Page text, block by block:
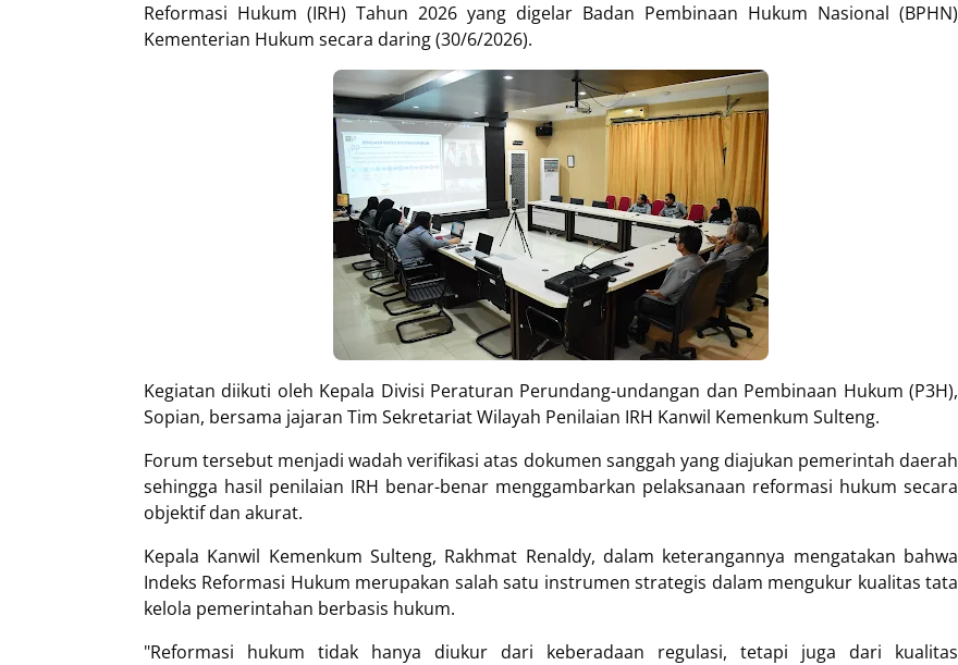
Reformasi Hukum (IRH) Tahun 2026 yang digelar Badan Pembinaan Hukum Nasional (BPHN)
Kementerian Hukum secara daring (30/6/2026).
Kegiatan diikuti oleh Kepala Divisi Peraturan Perundang-undangan dan Pembinaan Hukum (P3H),
Sopian, bersama jajaran Tim Sekretariat Wilayah Penilaian IRH Kanwil Kemenkum Sulteng.
Forum tersebut menjadi wadah verifikasi atas dokumen sanggah yang diajukan pemerintah daerah
sehingga hasil penilaian IRH benar-benar menggambarkan pelaksanaan reformasi hukum secara
objektif dan akurat.
Kepala Kanwil Kemenkum Sulteng, Rakhmat Renaldy, dalam keterangannya mengatakan bahwa
Indeks Reformasi Hukum merupakan salah satu instrumen strategis dalam mengukur kualitas tata
kelola pemerintahan berbasis hukum.
"Reformasi hukum tidak hanya diukur dari keberadaan regulasi, tetapi juga dari kualitas